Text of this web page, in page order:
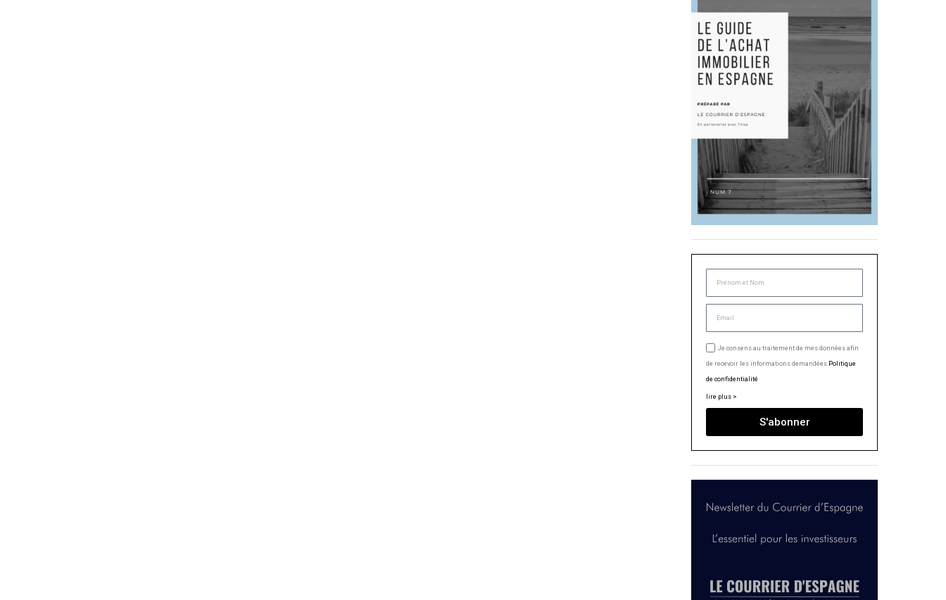
Je consens au traitement de mes données afin
de recevoir les informations demandées.Politique
de confidentialité
lire plus >
S'abonner